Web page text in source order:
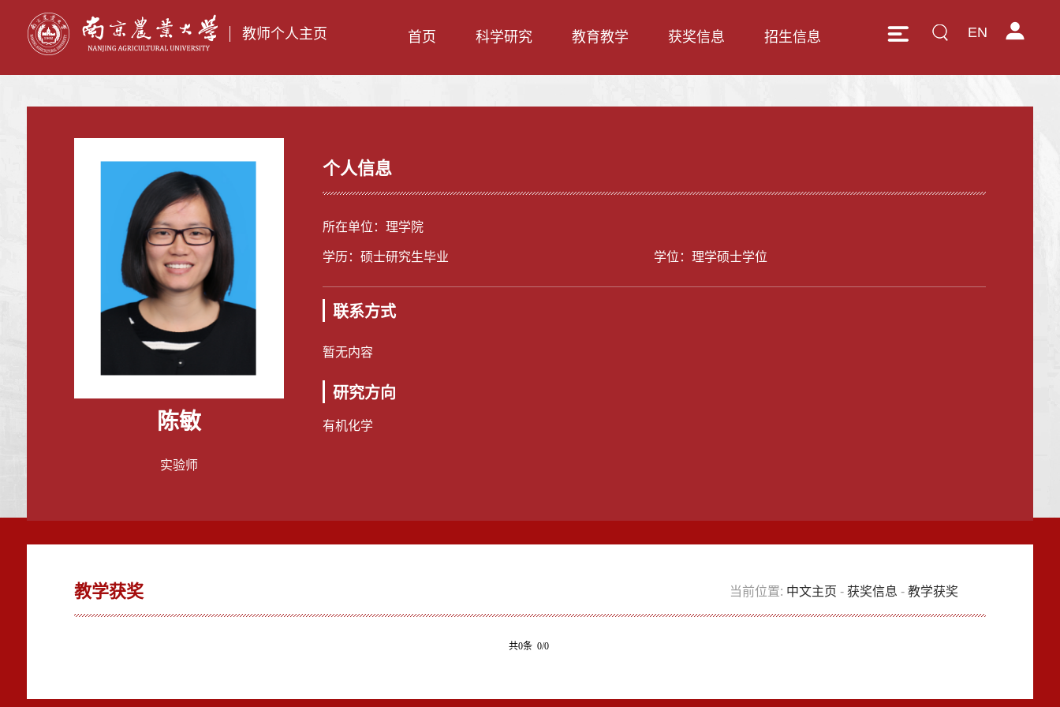
教师个人主页 EN
首页 科学研究 教育教学 获奖信息 招生信息
陈敏
实验师
个人信息
所在单位：理学院
学历：硕士研究生毕业 学位：理学硕士学位
联系方式
暂无内容
研究方向
有机化学
教学获奖 当前位置: 中文主页 -获奖信息 -教学获奖
共0条 0/0